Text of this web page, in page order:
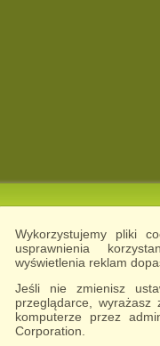
Wykorzystujemy pliki
usprawnienia
wyświetlenia reklam
Jeśli nie zmienisz
przeglądarce,
komputerze przez
Corporation.